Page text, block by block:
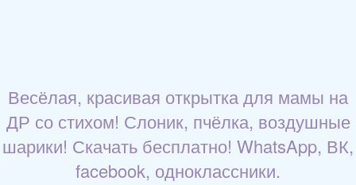
Весёлая, красивая открытка для мамы на
ДР со стихом! Слоник, пчёлка, воздушные
шарики! Скачать бесплатно! WhatsApp, ВК,
facebook, одноклассники.